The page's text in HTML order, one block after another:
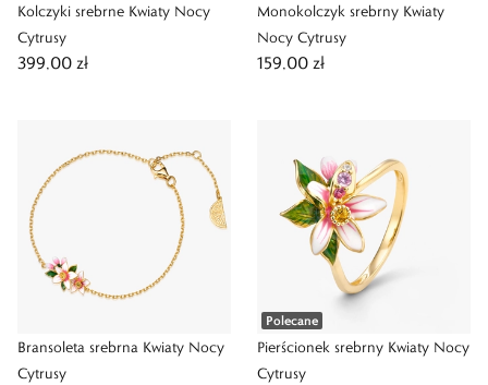
Kolczyki srebrne Kwiaty Nocy
Cytrusy
399,00 zł
Monokolczyk srebrny Kwiaty
Nocy Cytrusy
159,00 zł
Bransoleta srebrna Kwiaty Nocy
Cytrusy
Polecane
Pierścionek srebrny Kwiaty Nocy
Cytrusy